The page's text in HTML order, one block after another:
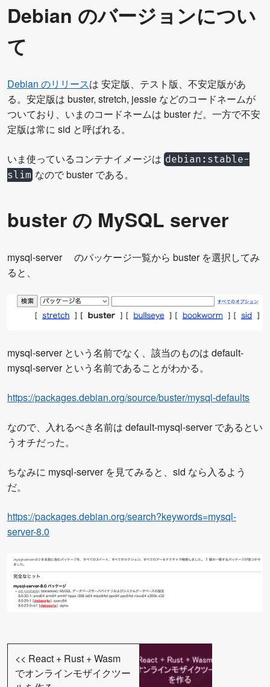
Debian のバージョンについ
て
Debian のリリースは 安定版、テスト版、不安定版があ
る。安定版は buster, stretch, jessie などのコードネームが
ついており、いまのコードネームは buster だ。一方で不安
定版は常に sid と呼ばれる。
いま使っているコンテナイメージは debian:stable-
slimなので buster である。
buster の MySQL server
mysql-server のパッケージ一覧から buster を選択してみ
ると、
mysql-server という名前でなく、該当のものは default-
mysql-server という名前であることがわかる。
https://packages.debian.org/source/buster/mysql-defaults
なので、入れるべき名前は default-mysql-server であるとい
うオチだった。
ちなみに mysql-server を見てみると、sid なら入るよう
だ。
https://packages.debian.org/search?keywords=mysql-
server-8.0
<< React + Rust + Wasm
でオンラインモザイクツー